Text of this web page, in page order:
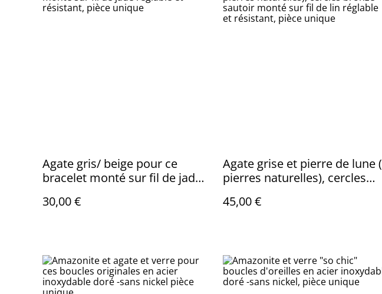
Agate gris/ beige pour ce
bracelet monté sur fil de jade
unique
30,00 €
Agate grise et pierre de lune (
pierres naturelles), cercles
de lin réglable et résistant,
45,00 €